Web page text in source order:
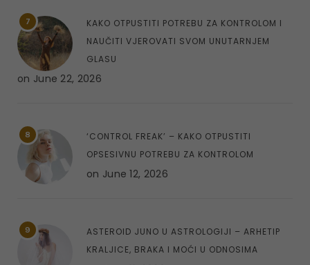
7
KAKO OTPUSTITI POTREBU ZA KONTROLOM I
NAUČITI VJEROVATI SVOM UNUTARNJEM
GLASU
on June 22, 2026
8
‘CONTROL FREAK’ – KAKO OTPUSTITI
OPSESIVNU POTREBU ZA KONTROLOM
on June 12, 2026
9
ASTEROID JUNO U ASTROLOGIJI – ARHETIP
KRALJICE, BRAKA I MOĆI U ODNOSIMA